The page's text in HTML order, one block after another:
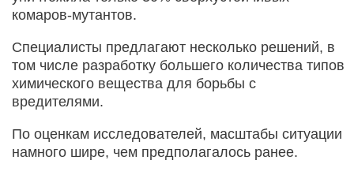
комаров-мутантов.
Специалисты предлагают несколько решений, в
том числе разработку большего количества типов
химического вещества для борьбы с
вредителями.
По оценкам исследователей, масштабы ситуации
намного шире, чем предполагалось ранее.